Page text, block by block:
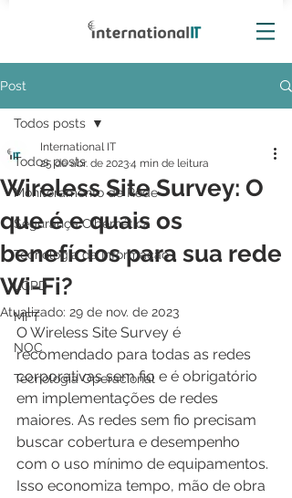
Post
Todos posts
Monitoramento de Rede
Segurança Cibernética
Tecnologia da Informação
LGPD
MFT
NOC
Tecnologia Operacional
Todos posts
Wireless Site Survey: O
que é e quais os
benefícios para sua rede
Wi-Fi?
International IT
25 de abr. de 20234 min de leitura
Atualizado: 29 de nov. de 2023
O Wireless Site Survey é
recomendado para todas as redes
corporativas sem fio e é obrigatório
em implementações de redes
maiores. As redes sem fio precisam
buscar cobertura e desempenho
com o uso mínimo de equipamentos.
Isso economiza tempo, mão de obra